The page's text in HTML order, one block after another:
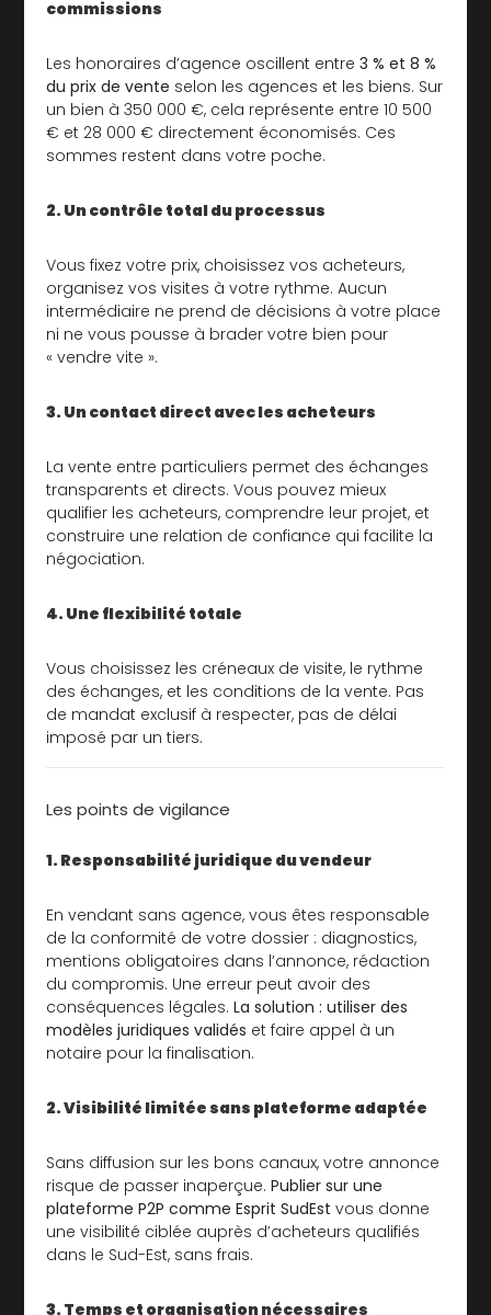
commissions
Les honoraires d’agence oscillent entre3 % et 8 %
du prix de vente selon les agences et les biens. Sur
un bien à 350 000 €, cela représente entre 10 500
€ et 28 000 € directement économisés. Ces
sommes restent dans votre poche.
2. Un contrôle total du processus
Vous fixez votre prix, choisissez vos acheteurs,
organisez vos visites à votre rythme. Aucun
intermédiaire ne prend de décisions à votre place
ni ne vous pousse à brader votre bien pour
« vendre vite ».
3. Un contact direct avec les acheteurs
La vente entre particuliers permet des échanges
transparents et directs. Vous pouvez mieux
qualifier les acheteurs, comprendre leur projet, et
construire une relation de confiance qui facilite la
négociation.
4. Une flexibilité totale
Vous choisissez les créneaux de visite, le rythme
des échanges, et les conditions de la vente. Pas
de mandat exclusif à respecter, pas de délai
imposé par un tiers.
Les points de vigilance
1. Responsabilité juridique du vendeur
En vendant sans agence, vous êtes responsable
de la conformité de votre dossier : diagnostics,
mentions obligatoires dans l’annonce, rédaction
du compromis. Une erreur peut avoir des
conséquences légales.La solution : utiliser des
modèles juridiques validés et faire appel à un
notaire pour la finalisation.
2. Visibilité limitée sans plateforme adaptée
Sans diffusion sur les bons canaux, votre annonce
risque de passer inaperçue.Publier sur une
plateforme P2P comme Esprit SudEst vous donne
une visibilité ciblée auprès d’acheteurs qualifiés
dans le Sud-Est, sans frais.
3. Temps et organisation nécessaires